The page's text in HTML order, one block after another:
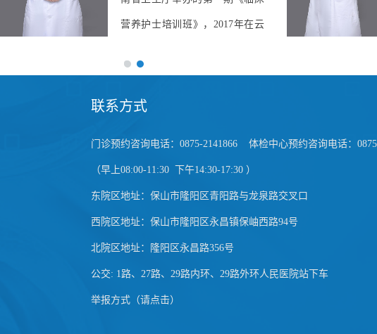
术培训班》培训，2015年参加高
书，2022年11月考取营养指导员
证书。兼任保山...
联系方式
门诊预约咨询电话：0875-2141866 体检中心预约咨询电话：
（早上08:00-11:30 下午14:30-17:30 ）
东院区地址：保山市隆阳区青阳路与龙泉路交叉口
西院区地址：保山市隆阳区永昌镇保岫西路94号
北院区地址：隆阳区永昌路356号
公交: 1路、27路、29路内环、29路外环人民医院站下车
举报方式（请点击）